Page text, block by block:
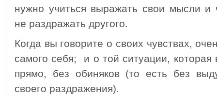
нужно учиться выражать свои мысли и
не раздражать другого.
Когда вы говорите о своих чувствах,
самого себя; и о той ситуации, которая
прямо, без обиняков (то есть без
своего раздражения).